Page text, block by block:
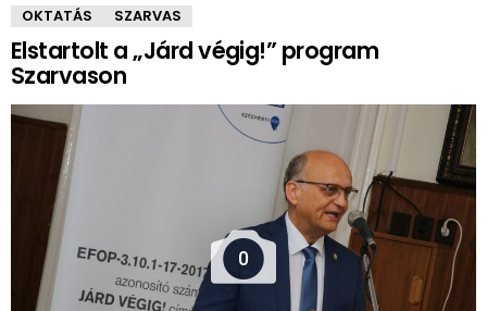
OKTATÁS SZARVAS
Elstartolt a „Járd végig!” program
Szarvason
0